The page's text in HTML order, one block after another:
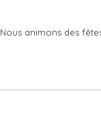
Nous animons des